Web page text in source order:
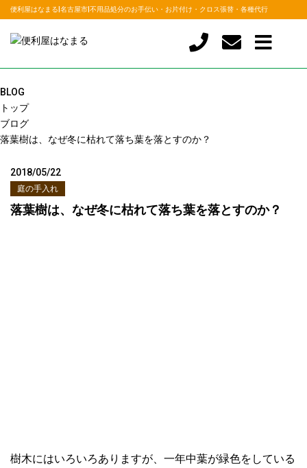
便利屋はなまる|名古屋市|不用品処分のお手伝い・お片付け・クロス張替・各種代行
BLOG
トップ
ブログ
落葉樹は、なぜ冬に枯れて落ち葉を落とすのか？
2018/05/22
庭の手入れ
落葉樹は、なぜ冬に枯れて落ち葉を落とすのか？
樹木にはいろいろありますが、一年中葉が緑色をしている